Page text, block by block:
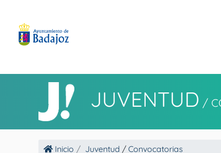
JUVENTUD /
Inicio Juventud / Convocatorias